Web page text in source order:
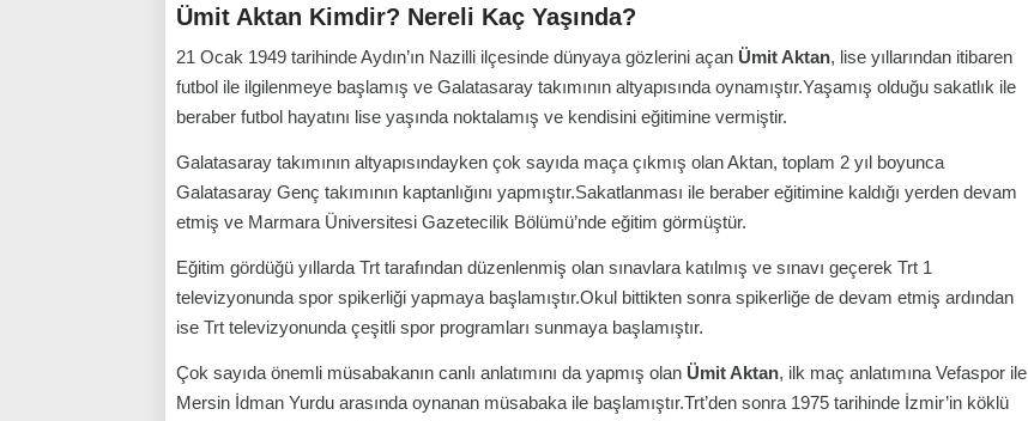
Ümit Aktan Kimdir? Nereli Kaç Yaşında?
21 Ocak 1949 tarihinde Aydın’ın Nazilli ilçesinde dünyaya gözlerini açan Ümit Aktan, lise yıllarından itibaren
futbol ile ilgilenmeye başlamış ve Galatasaray takımının altyapısında oynamıştır.Yaşamış olduğu sakatlık ile
beraber futbol hayatını lise yaşında noktalamış ve kendisini eğitimine vermiştir.
Galatasaray takımının altyapısındayken çok sayıda maça çıkmış olan Aktan, toplam 2 yıl boyunca
Galatasaray Genç takımının kaptanlığını yapmıştır.Sakatlanması ile beraber eğitimine kaldığı yerden devam
etmiş ve Marmara Üniversitesi Gazetecilik Bölümü’nde eğitim görmüştür.
Eğitim gördüğü yıllarda Trt tarafından düzenlenmiş olan sınavlara katılmış ve sınavı geçerek Trt 1
televizyonunda spor spikerliği yapmaya başlamıştır.Okul bittikten sonra spikerliğe de devam etmiş ardından
ise Trt televizyonunda çeşitli spor programları sunmaya başlamıştır.
Çok sayıda önemli müsabakanın canlı anlatımını da yapmış olan Ümit Aktan, ilk maç anlatımına Vefaspor ile
Mersin İdman Yurdu arasında oynanan müsabaka ile başlamıştır.Trt’den sonra 1975 tarihinde İzmir’in köklü